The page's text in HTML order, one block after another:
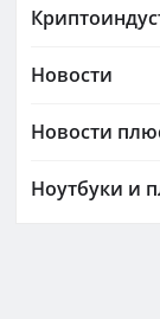
Новости
Новости
Ноутбуки и